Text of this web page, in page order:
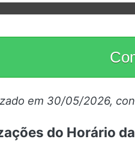
em 30/05/2026,
do Horário